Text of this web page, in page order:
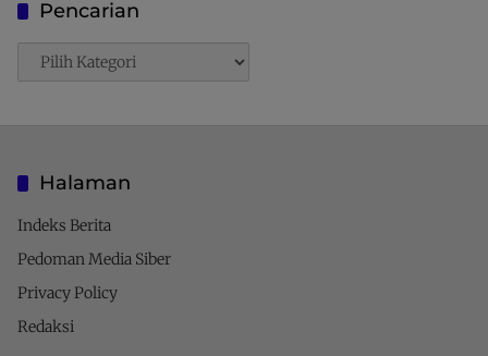
Pencarian
Pencarian
Halaman
Indeks Berita
Pedoman Media Siber
Privacy Policy
Redaksi